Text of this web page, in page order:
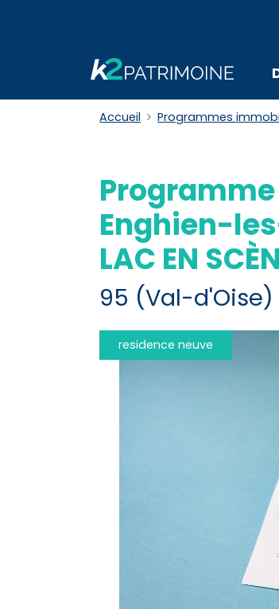
Accueil Programmes
Enghien-
LAC EN
95 (Val-d'Oise)
residence neuve